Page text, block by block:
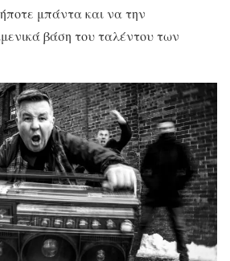
μπάντα και να την
βάση του ταλέντου των